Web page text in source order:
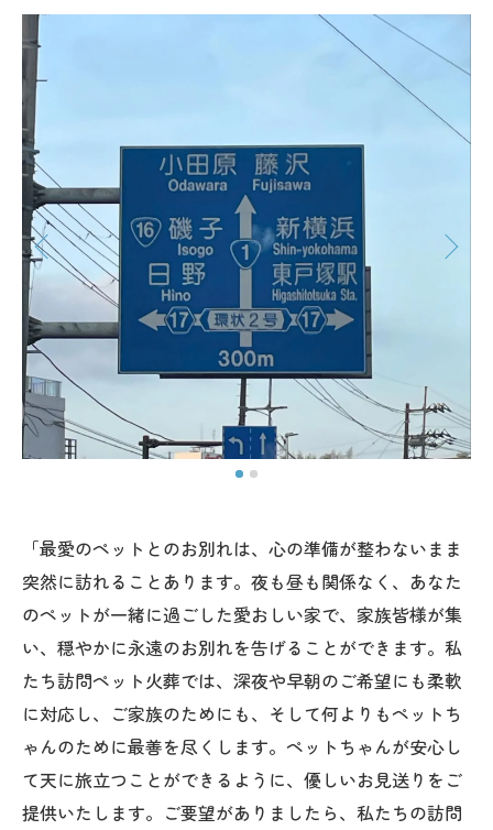
「最愛のペットとのお別れは、心の準備が整わないまま
突然に訪れることあります。夜も昼も関係なく、あなた
のペットが一緒に過ごした愛おしい家で、家族皆様が集
い、穏やかに永遠のお別れを告げることができます。私
たち訪問ペット火葬では、深夜や早朝のご希望にも柔軟
に対応し、ご家族のためにも、そして何よりもペットち
ゃんのために最善を尽くします。ペットちゃんが安心し
て天に旅立つことができるように、優しいお見送りをご
提供いたします。ご要望がありましたら、私たちの訪問